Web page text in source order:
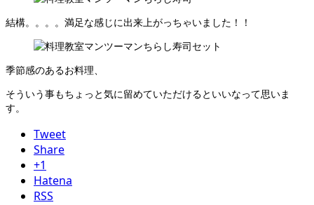
結構。。。。満足な感じに出来上がっちゃいました！！
季節感のあるお料理、
そういう事もちょっと気に留めていただけるといいなって思いま
す。
Tweet
Share
+1
Hatena
RSS